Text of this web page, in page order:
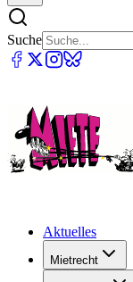
Suche
Aktuelles
Mietrecht